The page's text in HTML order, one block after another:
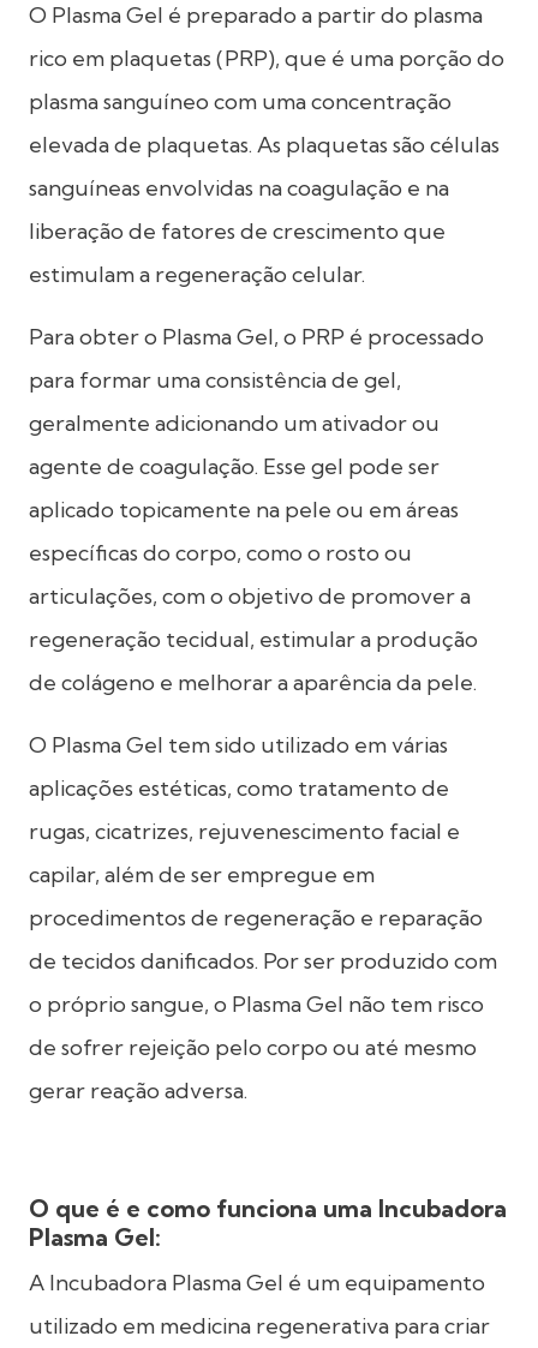
O Plasma Gel é preparado a partir do plasma
rico em plaquetas (PRP), que é uma porção do
plasma sanguíneo com uma concentração
elevada de plaquetas. As plaquetas são células
sanguíneas envolvidas na coagulação e na
liberação de fatores de crescimento que
estimulam a regeneração celular.
Para obter o Plasma Gel, o PRP é processado
para formar uma consistência de gel,
geralmente adicionando um ativador ou
agente de coagulação. Esse gel pode ser
aplicado topicamente na pele ou em áreas
específicas do corpo, como o rosto ou
articulações, com o objetivo de promover a
regeneração tecidual, estimular a produção
de colágeno e melhorar a aparência da pele.
O Plasma Gel tem sido utilizado em várias
aplicações estéticas, como tratamento de
rugas, cicatrizes, rejuvenescimento facial e
capilar, além de ser empregue em
procedimentos de regeneração e reparação
de tecidos danificados. Por ser produzido com
o próprio sangue, o Plasma Gel não tem risco
de sofrer rejeição pelo corpo ou até mesmo
gerar reação adversa.
O que é e como funciona uma Incubadora
Plasma Gel:
A Incubadora Plasma Gel é um equipamento
utilizado em medicina regenerativa para criar